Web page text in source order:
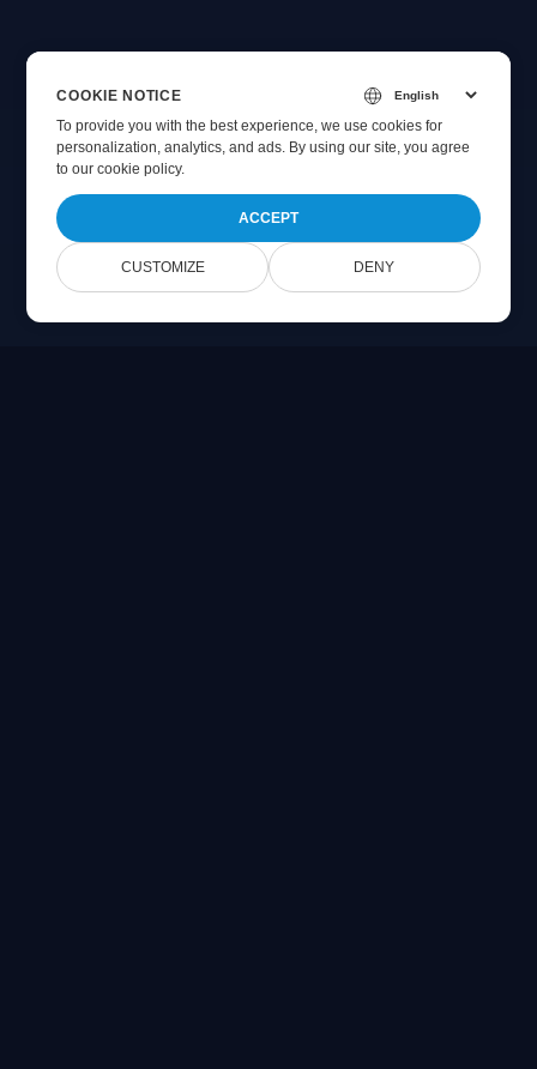
COOKIE NOTICE
To provide you with the best experience, we use cookies for
personalization, analytics, and ads. By using our site, you agree
toour cookie policy.
ACCEPT
CUSTOMIZE DENY